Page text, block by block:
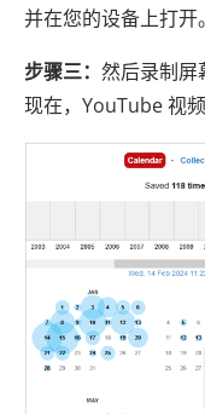
并在您的设备上打开。
步骤三： 然后录制屏
现在，YouTube 视频